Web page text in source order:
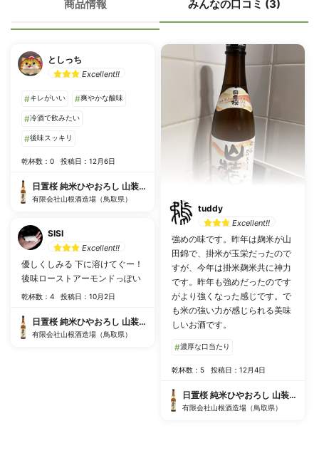
商品情報 みんなの口コミ (3)
としっち
Excellent!!
#キレがいい #爽やかな酸味
#冷酒で飲みたい
#後味スッキリ
乾杯数：0 投稿日：12月6日
日置桜 純米ひやおろし 山装ふ
有限会社山根酒造場（鳥取県）
tuddy
Excellent!!
強めの味です。昨年は麹米が山
田錦で、掛米が玉栄だったので
すが、今年は掛米麹米共に神力
です。昨年も強めだったのです
がより強くなった感じです。で
も米の強い力が感じられる美味
しいお酒です。
#濃厚な口当たり
乾杯数：5 投稿日：12月4日
日置桜 純米ひやおろし 山装ふ
有限会社山根酒造場（鳥取県）
SISI
Excellent!!
優しくしみる 下に溶けてぐー！
後味ローストアーモンドっぽい
乾杯数：4 投稿日：10月2日
日置桜 純米ひやおろし 山装ふ
有限会社山根酒造場（鳥取県）